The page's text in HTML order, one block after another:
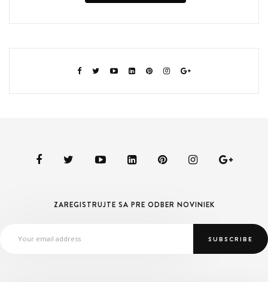
ZAREGISTRUJTE SA PRE ODBER NOVINIEK